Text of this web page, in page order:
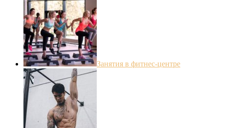
Занятия в фитнес-центре